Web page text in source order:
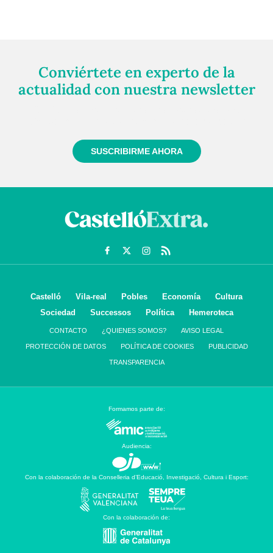
Conviértete en experto de la
actualidad con nuestra newsletter
SUSCRIBIRME AHORA
Castelló Vila-real Pobles Economía
Cultura
Sociedad
Successos Política Hemeroteca
CONTACTO ¿QUIENES SOMOS? AVISO LEGAL
PROTECCIÓN DE DATOS POLÍTICA DE COOKIES PUBLICIDAD
TRANSPARENCIA
Formamos parte de:
Audiencia:
Con la colaboración de la Conselleria d’Educació, Investigació, Cultura i Esport:
Con la colaboración de: